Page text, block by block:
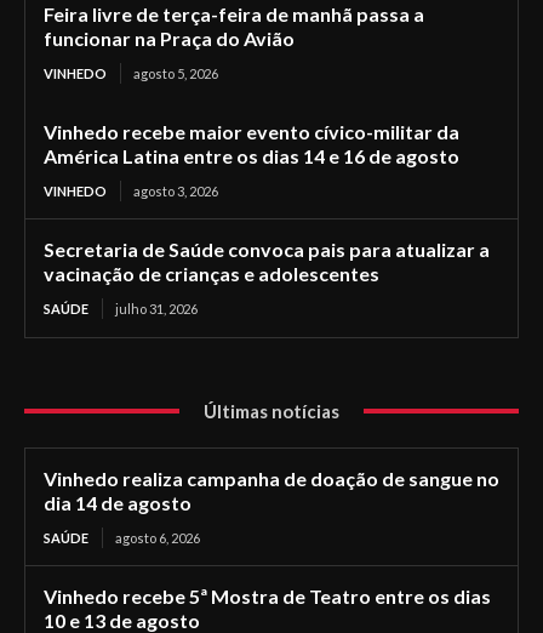
Feira livre de terça-feira de manhã passa a
funcionar na Praça do Avião
VINHEDO agosto 5, 2026
Vinhedo recebe maior evento cívico-militar da
América Latina entre os dias 14 e 16 de agosto
VINHEDO agosto 3, 2026
Secretaria de Saúde convoca pais para atualizar a
vacinação de crianças e adolescentes
SAÚDE julho 31, 2026
Últimas notícias
Vinhedo realiza campanha de doação de sangue no
dia 14 de agosto
SAÚDE agosto 6, 2026
Vinhedo recebe 5ª Mostra de Teatro entre os dias
10 e 13 de agosto